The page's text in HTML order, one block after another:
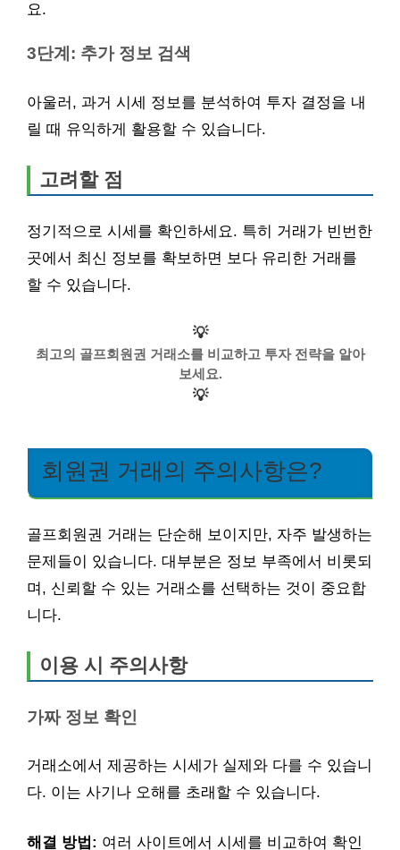
요.
3단계: 추가 정보 검색
아울러, 과거 시세 정보를 분석하여 투자 결정을 내
릴 때 유익하게 활용할 수 있습니다.
고려할 점
정기적으로 시세를 확인하세요. 특히 거래가 빈번한
곳에서 최신 정보를 확보하면 보다 유리한 거래를
할 수 있습니다.
💡
최고의 골프회원권 거래소를 비교하고 투자 전략을 알아
보세요.
💡
회원권 거래의 주의사항은?
골프회원권 거래는 단순해 보이지만, 자주 발생하는
문제들이 있습니다. 대부분은 정보 부족에서 비롯되
며, 신뢰할 수 있는 거래소를 선택하는 것이 중요합
니다.
이용 시 주의사항
가짜 정보 확인
거래소에서 제공하는 시세가 실제와 다를 수 있습니
다. 이는 사기나 오해를 초래할 수 있습니다.
해결 방법: 여러 사이트에서 시세를 비교하여 확인